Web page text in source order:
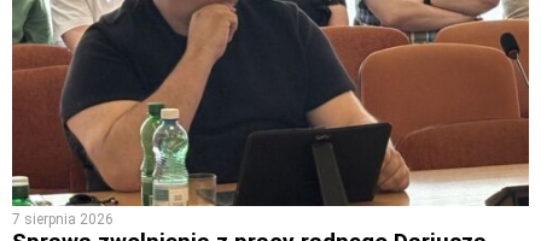
7 sierpnia 2026